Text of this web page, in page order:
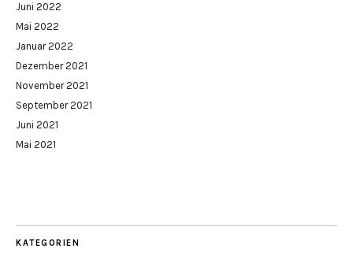
Juni 2022
Mai 2022
Januar 2022
Dezember 2021
November 2021
September 2021
Juni 2021
Mai 2021
KATEGORIEN